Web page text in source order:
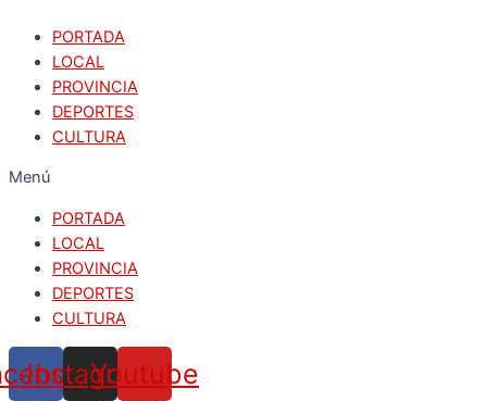
PORTADA
LOCAL
PROVINCIA
DEPORTES
CULTURA
Menú
PORTADA
LOCAL
PROVINCIA
DEPORTES
CULTURA
Instagram
Youtube